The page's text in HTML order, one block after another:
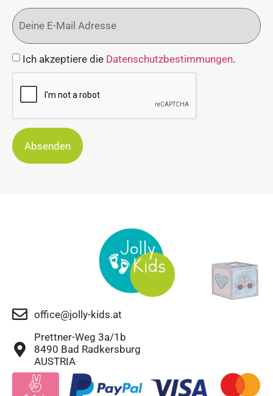
Ich akzeptiere die Datenschutzbestimmungen.
Absenden
office@jolly-kids.at
Prettner-Weg 3a/1b
8490 Bad Radkersburg
AUSTRIA